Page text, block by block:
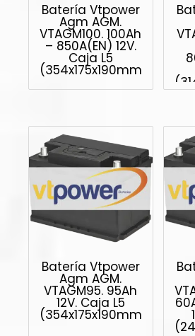
Batería Vtpower
Agm AGM.
VTAGM100. 100Ah
– 850A(EN) 12V.
Caja L5
(354x175x190mm)
Batería Vtpower
Agm AGM.
VTAGM95. 95Ah
12V. Caja L5
(354x175x190mm)